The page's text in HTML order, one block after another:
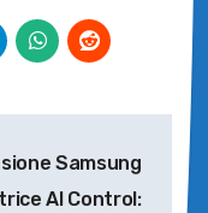
Samsung
AI Control: